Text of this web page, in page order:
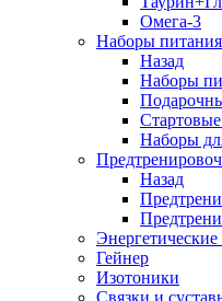
Омега-3
Наборы питания
Назад
Наборы
Наборы
Назад
Гейнер
Изотоники